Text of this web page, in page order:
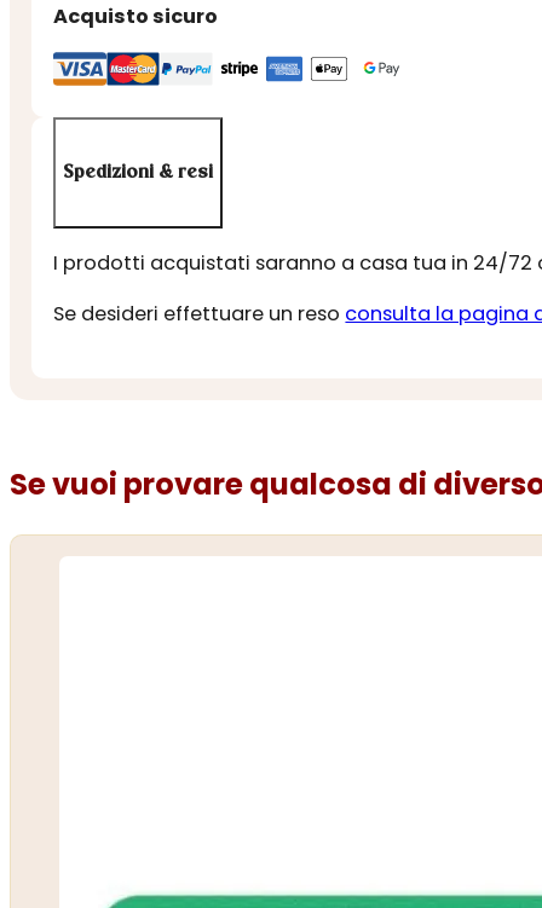
Acquisto sicuro
Spedizioni & resi
I prodotti acquistati saranno a casa tua in 24/72
Se desideri effettuare un reso consulta la pagina
Se vuoi provare qualcosa di